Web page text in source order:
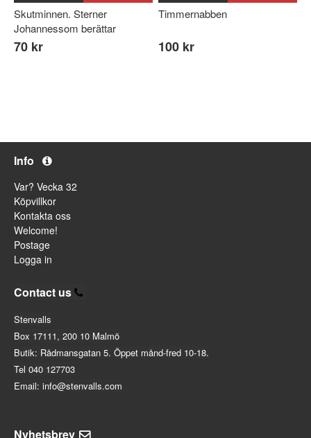
Skutminnen. Sterner
Johannessom berättar
70 kr
Timmernabben
100 kr
Info
Var? Vecka 32
Köpvillkor
Kontakta oss
Welcome!
Postage
Logga in
Contact us
Stenvalls
Box 17111, 200 10 Malmö
Butik: Rådmansgatan 5. Öppet månd-fred 10-18.
Tel 040 127703
Email: info@stenvalls.com
Nyhetsbrev